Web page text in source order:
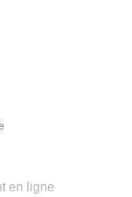
en ligne